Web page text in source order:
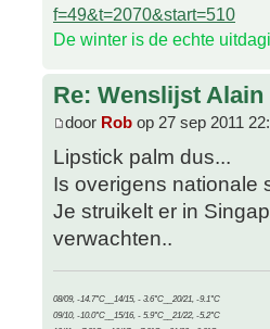
f=49&t=2070&start=510
De winter is de echte
Re: Wenslijst Alain
door Rob op 27 sep 2011
Lipstick palm dus...
Is overigens nationale
Je struikelt er in
verwachten..
08/09, -14.7°C__14/15, - 3.6°C__20/21, -9.1°C
09/10, -10.0°C__15/16, - 5.9°C__21/22, -5.2°C